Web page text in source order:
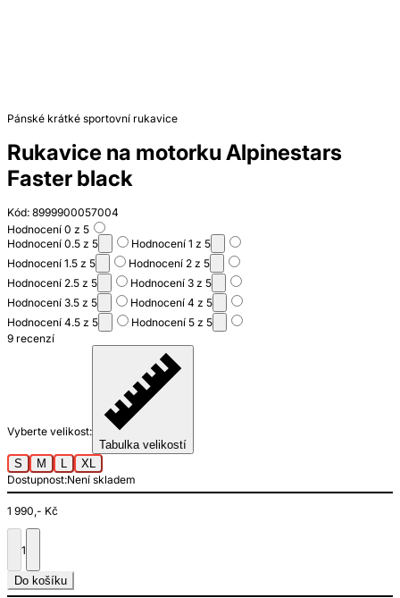
Pánské krátké sportovní rukavice
Rukavice na motorku Alpinestars
Faster black
Kód: 8999900057004
Hodnocení 0 z 5
Hodnocení 0.5 z 5
Hodnocení 1 z 5
Hodnocení 1.5 z 5
Hodnocení 2 z 5
Hodnocení 2.5 z 5
Hodnocení 3 z 5
Hodnocení 3.5 z 5
Hodnocení 4 z 5
Hodnocení 4.5 z 5
Hodnocení 5 z 5
9 recenzí
Vyberte velikost:
Tabulka velikostí
S
M L
XL
Dostupnost:Není skladem
1 990,- Kč
1
Do košíku